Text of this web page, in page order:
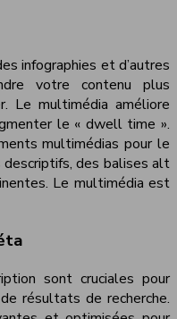
infographies et d’autres
votre contenu plus
Le multimédia améliore
le « dwell time ».
multimédias pour le
descriptifs, des balises alt
Le multimédia est
sont cruciales pour
résultats de recherche.